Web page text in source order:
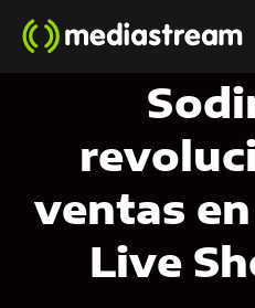
ventas
Live